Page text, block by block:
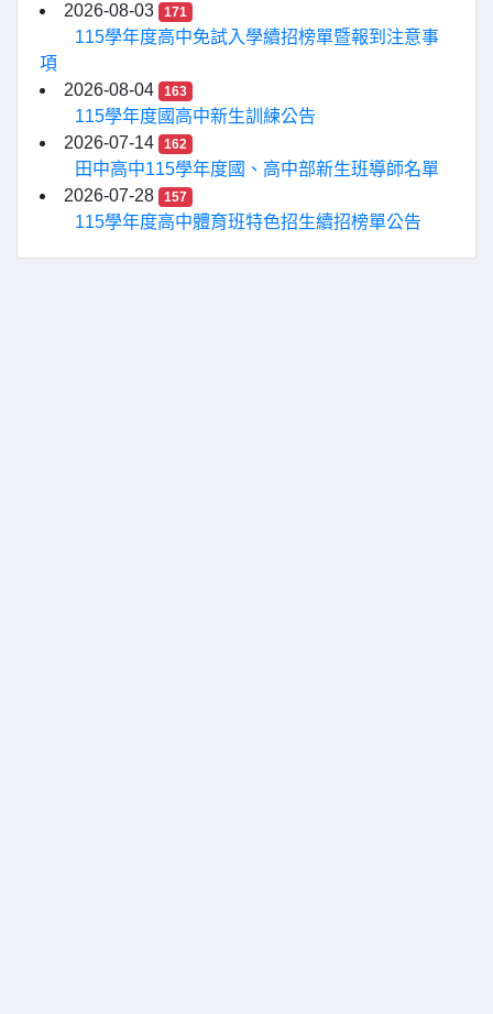
2026-08-03
171
115學年度高中免試入學續招榜單暨報到注意事
項
2026-08-04
163
115學年度國高中新生訓練公告
2026-07-14
162
田中高中115學年度國、高中部新生班導師名單
2026-07-28
157
115學年度高中體育班特色招生續招榜單公告